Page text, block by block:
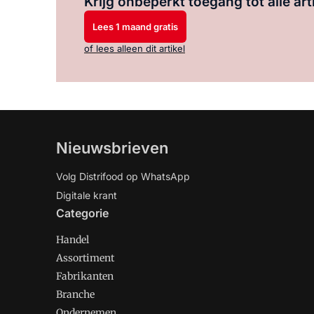
Lees 1 maand gratis
of lees alleen dit artikel
Nieuwsbrieven
Volg Distrifood op WhatsApp
Digitale krant
Categorie
Handel
Assortiment
Fabrikanten
Branche